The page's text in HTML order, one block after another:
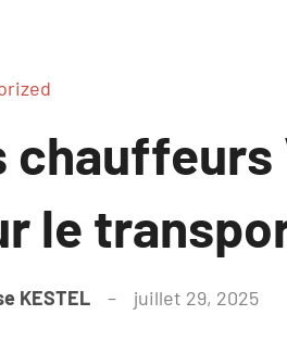
chauffeurs
le
KESTEL juillet 29, 2025